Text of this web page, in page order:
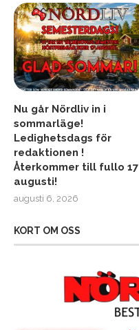
Nu går Nördliv in i
sommarläge!
Ledighetsdags för
redaktionen !
Återkommer till fullo 17
augusti!
augusti 6, 2026
KORT OM OSS